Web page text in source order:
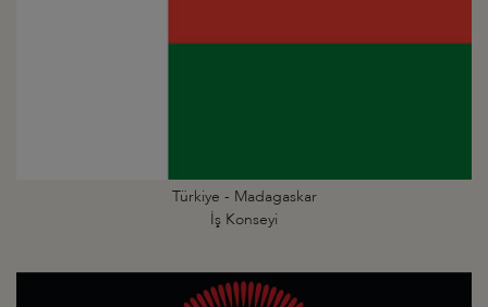
Türkiye - Madagaskar
İş Konseyi